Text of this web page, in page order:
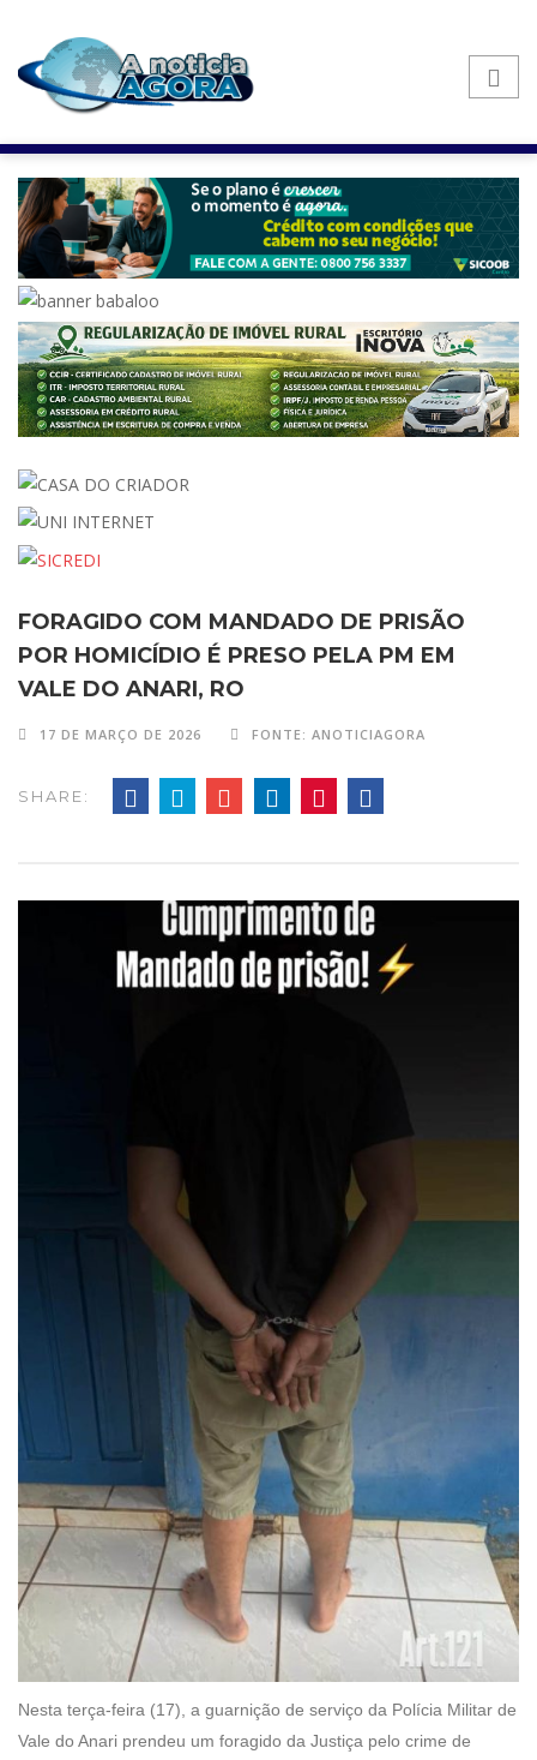
FORAGIDO COM MANDADO DE PRISÃO
POR HOMICÍDIO É PRESO PELA PM EM
VALE DO ANARI, RO
17 DE MARÇO DE 2026 FONTE: ANOTICIAGORA
SHARE:
Nesta terça-feira (17), a guarnição de serviço da Polícia Militar de
Vale do Anari prendeu um foragido da Justiça pelo crime de